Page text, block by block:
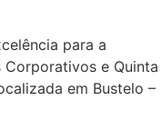
para a
Corporativos e Quinta
em Bustelo –